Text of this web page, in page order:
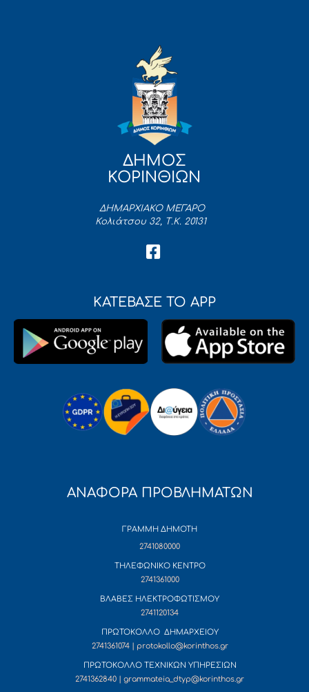
ΔΗΜΟΣ
ΚΟΡΙΝΘΙΩΝ
ΔΗΜΑΡΧΙΑΚΟ ΜΕΓΑΡΟ
Κολιάτσου 32, Τ.Κ. 20131
ΚΑΤΕΒΑΣΕ ΤΟ APP
ΑΝΑΦΟΡΑ ΠΡΟΒΛΗΜΑΤΩΝ
ΓΡΑΜΜΗ ΔΗΜΟΤΗ
2741080000
ΤΗΛΕΦΩΝΙΚΟ ΚΕΝΤΡΟ
2741361000
ΒΛΑΒΕΣ ΗΛΕΚΤΡΟΦΩΤΙΣΜΟΥ
2741120134
ΠΡΩΤΟΚΟΛΛΟ ΔΗΜΑΡΧΕΙΟΥ
2741361074 | protokollo@korinthos.gr
ΠΡΩΤΟΚΟΛΛΟ ΤΕΧΝΙΚΩΝ ΥΠΗΡΕΣΙΩΝ
2741362840 | grammateia_dtyp@korinthos.gr